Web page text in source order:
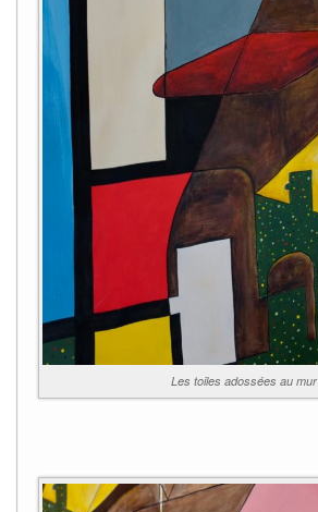
Les toiles adossées au mur